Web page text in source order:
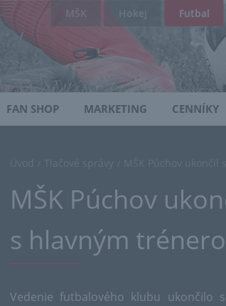
MŠK Hokej Futbal
FAN SHOP MARKETING CENNÍKY
MŠK Púchov
s hlavným
Vedenie futbalového klubu ukončilo